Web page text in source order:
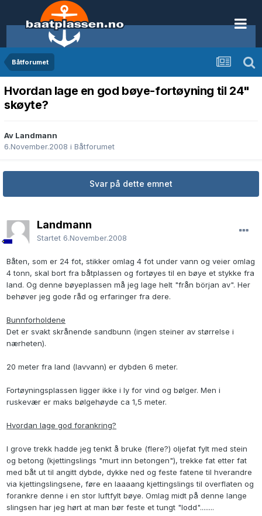
Båtforumet
Hvordan lage en god bøye-fortøyning til 24"
skøyte?
Av Landmann
6.November.2008 i Båtforumet
Svar på dette emnet
Landmann
Startet 6.November.2008
Båten, som er 24 fot, stikker omlag 4 fot under vann og veier omlag
4 tonn, skal bort fra båtplassen og fortøyes til en bøye et stykke fra
land. Og denne bøyeplassen må jeg lage helt "från början av". Her
behøver jeg gode råd og erfaringer fra dere.
Bunnforholdene
Det er svakt skrånende sandbunn (ingen steiner av størrelse i
nærheten).
20 meter fra land (lavvann) er dybden 6 meter.
Fortøyningsplassen ligger ikke i ly for vind og bølger. Men i
ruskevær er maks bølgehøyde ca 1,5 meter.
Hvordan lage god forankring?
I grove trekk hadde jeg tenkt å bruke (flere?) oljefat fylt med stein
og betong (kjettingslings "murt inn betongen"), trekke fat etter fat
med båt ut til angitt dybde, dykke ned og feste fatene til hverandre
via kjettingslingsene, føre en laaaang kjettingslings til overflaten og
forankre denne i en stor luftfylt bøye. Omlag midt på denne lange
slingsen har jeg hørt at man bør feste et tungt "lodd"........